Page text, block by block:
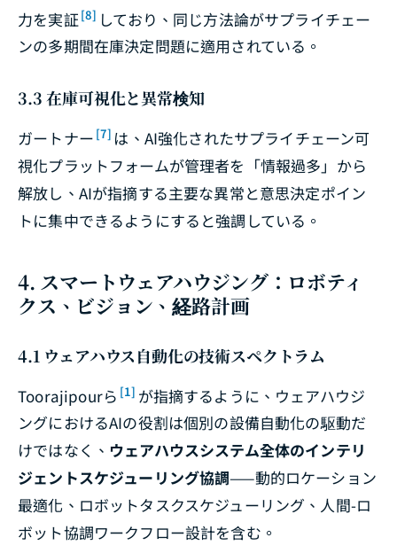
力を実証 [8] しており、同じ方法論がサプライチェー
ンの多期間在庫決定問題に適用されている。
3.3 在庫可視化と異常検知
ガートナー [7] は、AI強化されたサプライチェーン可
視化プラットフォームが管理者を「情報過多」から
解放し、AIが指摘する主要な異常と意思決定ポイン
トに集中できるようにすると強調している。
4. スマートウェアハウジング：ロボティ
クス、ビジョン、経路計画
4.1 ウェアハウス自動化の技術スペクトラム
Toorajipourら [1] が指摘するように、ウェアハウジ
ングにおけるAIの役割は個別の設備自動化の駆動だ
けではなく、 ウェアハウスシステム全体のインテリ
ジェントスケジューリング協調——動的ロケーション
最適化、ロボットタスクスケジューリング、人間-ロ
ボット協調ワークフロー設計を含む。